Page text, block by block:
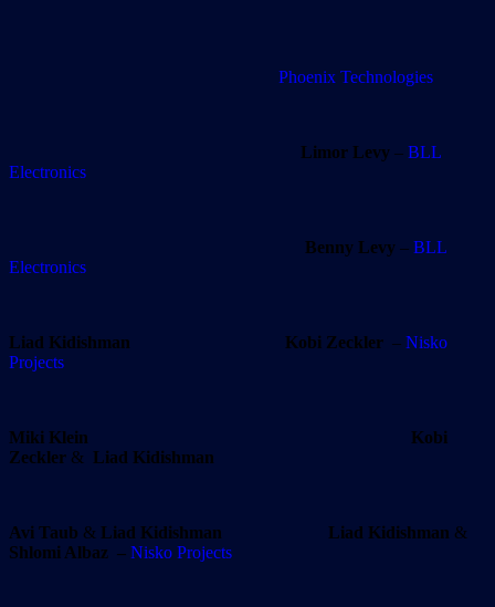
Phoenix Technologies
Limor Levy – BLL
Electronics
Benny Levy – BLL
Electronics
Liad Kidishman Kobi Zeckler – Nisko
Projects
Miki Klein Kobi
Zeckler & Liad Kidishman
Avi Taub & Liad Kidishman Liad Kidishman &
Shlomi Albaz – Nisko Projects